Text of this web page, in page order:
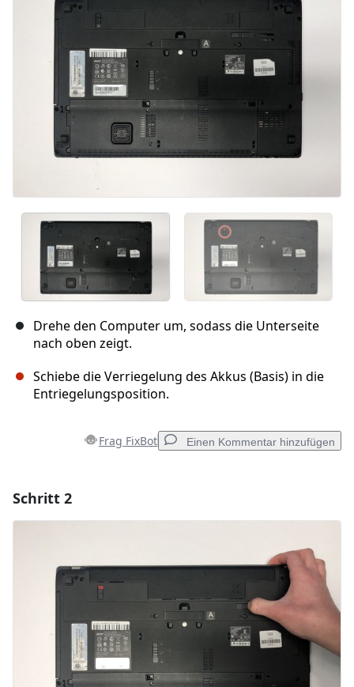
Drehe den Computer um, sodass die Unterseite
nach oben zeigt.
Schiebe die Verriegelung des Akkus (Basis) in die
Entriegelungsposition.
Frag FixBot Einen Kommentar hinzufügen
Abbrechen Kommentieren
Schritt 2